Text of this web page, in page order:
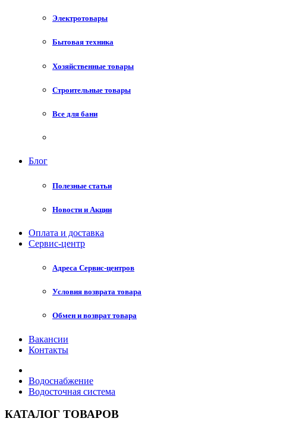
Электротовары
Бытовая техника
Хозяйственные товары
Строительные товары
Все для бани
Блог
Полезные статьи
Новости и Акции
Оплата и доставка
Сервис-центр
Адреса Сервис-центров
Условия возврата товара
Обмен и возврат товара
Вакансии
Контакты
Водоснабжение
Водосточная система
КАТАЛОГ ТОВАРОВ